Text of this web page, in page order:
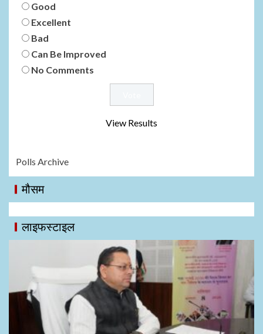
Good
Excellent
Bad
Can Be Improved
No Comments
View Results
Polls Archive
मौसम
लाइफस्टाइल